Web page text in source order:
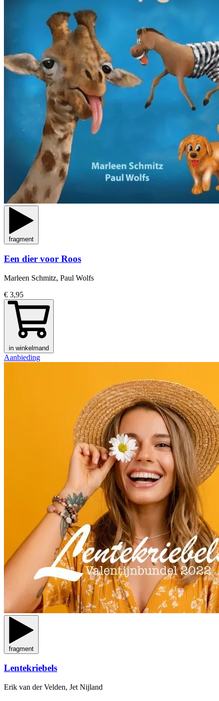
fragment
Een dier voor Roos
Marleen Schmitz, Paul Wolfs
€ 3,95
in winkelmand
Aanbieding
fragment
Lentekriebels
Erik van der Velden, Jet Nijland